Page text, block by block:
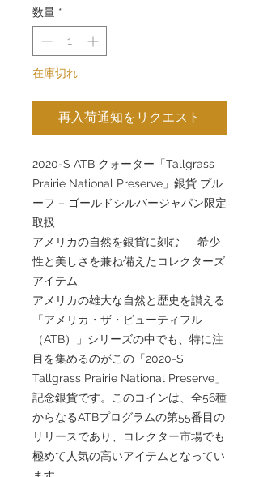
数量 *
在庫切れ
再入荷通知をリクエスト
2020-S ATB クォーター「Tallgrass
Prairie National Preserve」銀貨 プル
ーフ – ゴールドシルバージャパン限定
取扱
アメリカの自然を銀貨に刻む ― 希少
性と美しさを兼ね備えたコレクターズ
アイテム
アメリカの雄大な自然と歴史を讃える
「アメリカ・ザ・ビューティフル
（ATB）」シリーズの中でも、特に注
目を集めるのがこの「2020-S
Tallgrass Prairie National Preserve」
記念銀貨です。このコインは、全56種
からなるATBプログラムの第55番目の
リリースであり、コレクター市場でも
極めて人気の高いアイテムとなってい